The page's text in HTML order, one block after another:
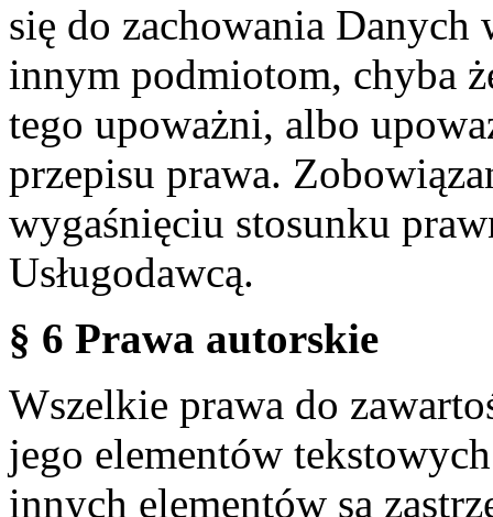
się do zachowania
innym podmiotom, chyba
tego upoważni, albo
przepisu prawa.
wygaśnięciu stosunku
Usługodawcą.
§ 6 Prawa autorskie
Wszelkie prawa do
jego elementów
innych elementów są